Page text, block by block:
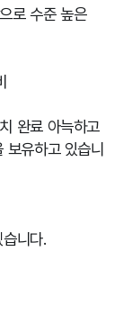
로 수준 높은
완료 아늑하고
보유하고 있습니
니다.